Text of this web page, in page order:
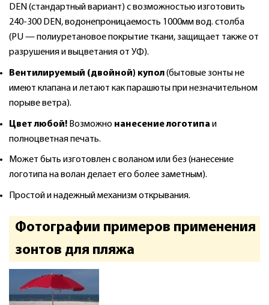
DEN (стандартный вариант) с возможностью изготовить
240-300 DEN, водонепроницаемость 1000мм вод. столба
(PU — полиуретановое покрытие ткани, защищает также от
разрушения и выцветания от УФ).
Вентилируемый (двойной) купол(бытовые зонты не
имеют клапана и летают как парашюты при незначительном
порыве ветра).
Цвет любой! Возможно нанесение логотипа и
полноцветная печать.
Может быть изготовлен с воланом или без (нанесение
логотипа на волан делает его более заметным).
Простой и надежный механизм открывания.
Фотографии примеров применения
зонтов для пляжа